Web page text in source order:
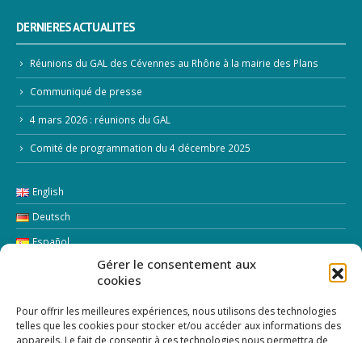
Gérer le consentement aux
cookies
Pour offrir les meilleures expériences, nous utilisons des technologies
telles que les cookies pour stocker et/ou accéder aux informations des
appareils. Le fait de consentir à ces technologies nous permettra de
DERNIERES ACTUALITES
Réunions du GAL des Cévennes au Rhône à la mairie des Plans
Communiqué de presse
4 mars 2026 : réunions du GAL
Comité de programmation du 4 décembre 2025
English
Deutsch
Español
LETTRE D’INFORMATION